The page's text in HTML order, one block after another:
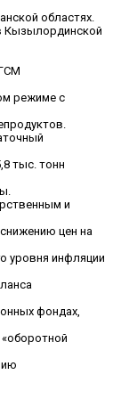
областях.
Кызылординской
режиме с
тыс. тонн
и
цен на
уровня инфляции
фондах,